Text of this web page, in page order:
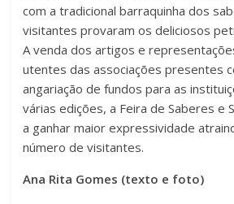
com a tradicional barraquinha dos
visitantes provaram os deliciosos
A venda dos artigos e
utentes das associações presentes
angariação de fundos para as
várias edições, a Feira de Saberes e
a ganhar maior expressividade
número de visitantes.
Ana Rita Gomes (texto e foto)